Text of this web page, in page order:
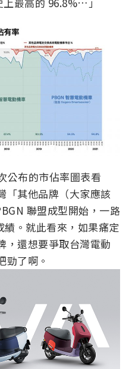
公布的市佔率圖表看
「其他品牌（大家應該
聯盟成型開始，一路
。就此看來，如果痛定
，還想要爭取台灣電動
勁了啊。